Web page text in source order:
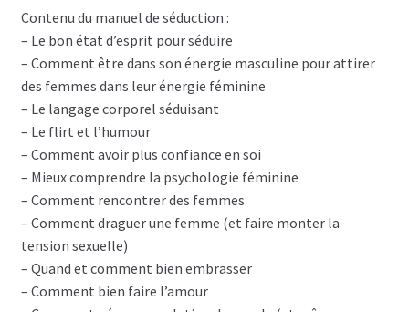
Blog pour hommes
Blog pour femmes
Coaching
Coaching hommes
Coaching perso femmes
Contenu du manuel de séduction :
– Le bon état d’esprit pour séduire
– Comment être dans son énergie masculine pour attirer
des femmes dans leur énergie féminine
– Le langage corporel séduisant
– Le flirt et l’humour
– Comment avoir plus confiance en soi
– Mieux comprendre la psychologie féminine
– Comment rencontrer des femmes
– Comment draguer une femme (et faire monter la
tension sexuelle)
– Quand et comment bien embrasser
– Comment bien faire l’amour